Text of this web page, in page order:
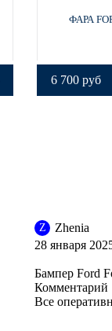
ФАРА
6 700 руб
Z
Zhenia
28 января
Бампер Ford
Комментарий
Все